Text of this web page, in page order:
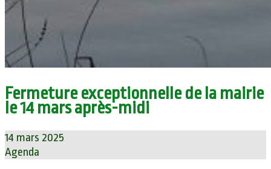
Mornand-en-Forez
Bienvenue sur le site de notre commune
Fermeture exceptionnelle de la mairie
le 14 mars après-midi
14 mars 2025
Agenda